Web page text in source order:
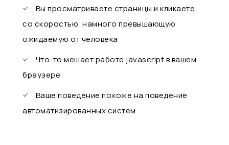
Вы просматриваете страницы и кликаете
со скоростью, намного превышающую
ожидаемую от человека
Что-то мешает работе javascript в вашем
браузере
Ваше поведение похоже на поведение
автоматизированных систем